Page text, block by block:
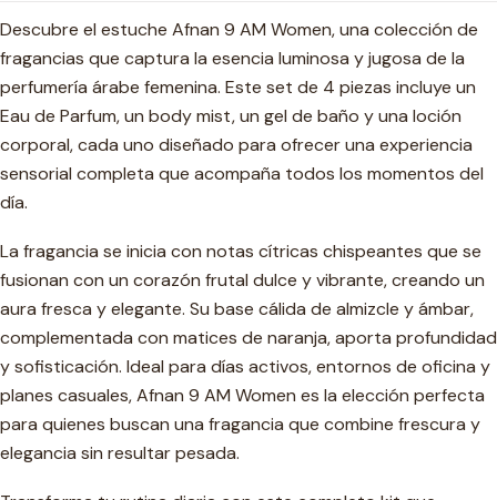
Descubre el estuche Afnan 9 AM Women, una colección de
fragancias que captura la esencia luminosa y jugosa de la
perfumería árabe femenina. Este set de 4 piezas incluye un
Eau de Parfum, un body mist, un gel de baño y una loción
corporal, cada uno diseñado para ofrecer una experiencia
sensorial completa que acompaña todos los momentos del
día.
La fragancia se inicia con notas cítricas chispeantes que se
fusionan con un corazón frutal dulce y vibrante, creando un
aura fresca y elegante. Su base cálida de almizcle y ámbar,
complementada con matices de naranja, aporta profundidad
y sofisticación. Ideal para días activos, entornos de oficina y
planes casuales, Afnan 9 AM Women es la elección perfecta
para quienes buscan una fragancia que combine frescura y
elegancia sin resultar pesada.